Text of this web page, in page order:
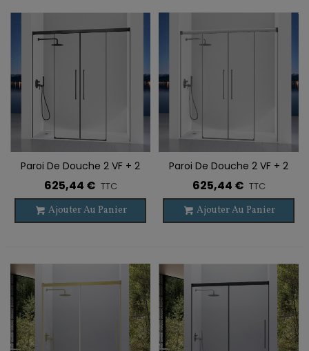
Paroi De Douche 2 VF + 2
PC PAVÍA NOIR
625,44 € TTC
Ajouter Au Panier
Paroi De Douche 2 VF + 2
PC PAVÍA
625,44 € TTC
Ajouter Au Panier